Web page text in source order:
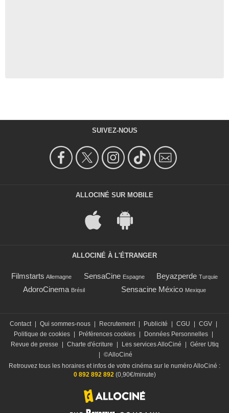
SUIVEZ-NOUS
ALLOCINÉ SUR MOBILE
ALLOCINÉ À L'ÉTRANGER
Filmstarts Allemagne SensaCine Espagne Beyazperde Turquie
AdoroCinema Brésil Sensacine México Mexique
Contact Qui sommes-nous Recrutement Publicité CGU CGV
Politique de cookies
Préférences cookies Données Personnelles
Revue de presse
Charte d'écriture Les services AlloCiné
Gérer Utiq
©AlloCiné
Retrouvez tous les horaires et infos de votre cinéma sur le numéro AlloCiné :
0 892 892 892(0,90€/minute)